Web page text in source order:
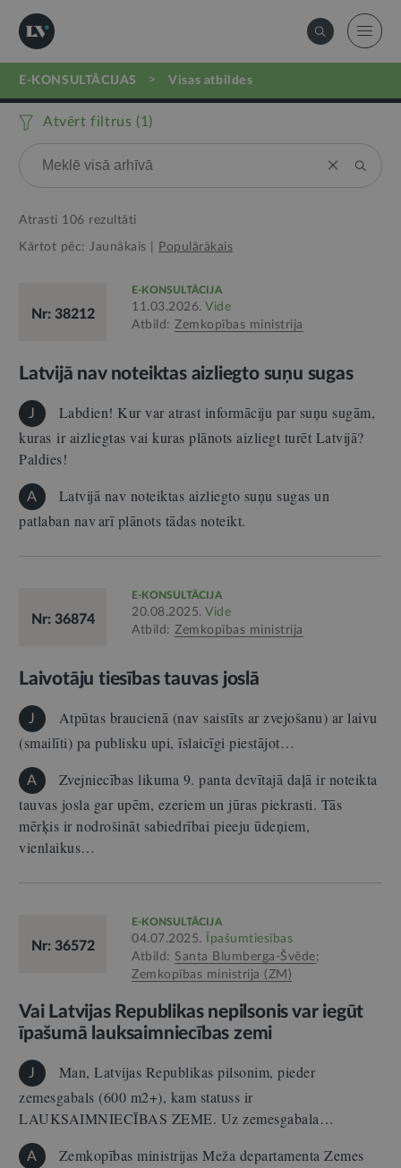
E-KONSULTĀCIJAS > visas atbildes
Atvērt filtrus (1 )
Atrasti 106 rezultāti
Kārtot pēc: Jaunākais Populārākais
Nr: 38212
E-KONSULTĀCIJA
11.03.2026. Vide
Atbild: Zemkopības ministrija
Latvijā nav noteiktas aizliegto suņu sugas
J
Labdien! Kur var atrast informāciju par suņu sugām,
kuras ir aizliegtas vai kuras plānots aizliegt turēt Latvijā?
Paldies!
A
Latvijā nav noteiktas aizliegto suņu sugas un
patlaban nav arī plānots tādas noteikt.
Nr: 36874
E-KONSULTĀCIJA
20.08.2025. Vide
Atbild: Zemkopības ministrija
Laivotāju tiesības tauvas joslā
J
Atpūtas braucienā (nav saistīts ar zvejošanu) ar laivu
(smailīti) pa publisku upi, īslaicīgi piestājot…
A
Zvejniecības likuma 9. panta devītajā daļā ir noteikta
tauvas josla gar upēm, ezeriem un jūras piekrasti. Tās
mērķis ir nodrošināt sabiedrībai pieeju ūdeņiem,
vienlaikus…
Nr: 36572
E-KONSULTĀCIJA
04.07.2025.
Īpašumtiesības
Atbild: Santa Blumberga-Švēde;
Zemkopības ministrija (ZM)
Vai Latvijas Republikas nepilsonis var iegūt
īpašumā lauksaimniecības zemi
J
Man, Latvijas Republikas pilsonim, pieder
zemesgabals (600 m2+), kam statuss ir
LAUKSAIMNIECĪBAS ZEME. Uz zemesgabala…
A
Zemkopības ministrijas Meža departamenta Zemes